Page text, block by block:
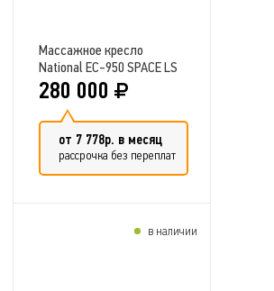
Массажное кресло
National EC-950 SPACE LS
280 000
от 7 778р. в месяц
рассрочка без переплат
в наличии